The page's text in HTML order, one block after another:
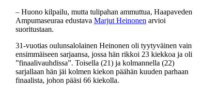
– Huono kilpailu, mutta tulipahan ammuttua, Haapaveden
Ampumaseuraa edustava Marjut Heinonen arvioi
suoritustaan.
31-vuotias oulunsalolainen Heinonen oli tyytyväinen vain
ensimmäiseen sarjaansa, jossa hän rikkoi 23 kiekkoa ja oli
”finaalivauhdissa”. Toisella (21) ja kolmannella (22)
sarjallaan hän jäi kolmen kiekon päähän kuuden parhaan
finaalista, johon pääsi 66 kiekolla.